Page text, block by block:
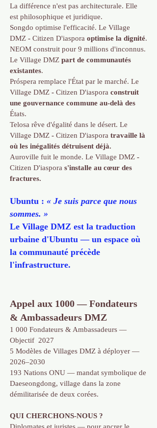
La différence n'est pas architecturale. Elle
est philosophique et juridique.
Songdo optimise l'efficacité. Le Village
DMZ - Citizen D'iaspora optimise la dignité.
NEOM construit pour 9 millions d'inconnus.
Le Village DMZ part de communautés
existantes.
Próspera remplace l'État par le marché. Le
Village DMZ - Citizen D'iaspora construit
une gouvernance commune au-delà des
États.
Telosa rêve d'égalité dans le désert. Le
Village DMZ - Citizen D'iaspora travaille là
où les inégalités détruisent déjà.
Auroville fuit le monde. Le Village DMZ -
Citizen D'iaspora s'installe au cœur des
fractures.
Ubuntu : « Je suis parce que nous
sommes. »
Le Village DMZ est la traduction
urbaine d'Ubuntu — un espace où
la communauté précède
l'infrastructure.
Appel aux 1000 — Fondateurs
& Ambassadeurs DMZ
1 000 Fondateurs & Ambassadeurs —
Objectif 2027
5 Modèles de Villages DMZ à déployer —
2026–2030
193 Nations ONU — mandat symbolique de
Daeseongdong, village dans la zone
démilitarisée de deux corées.
QUI CHERCHONS-NOUS ?